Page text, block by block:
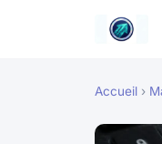
Accueil ›